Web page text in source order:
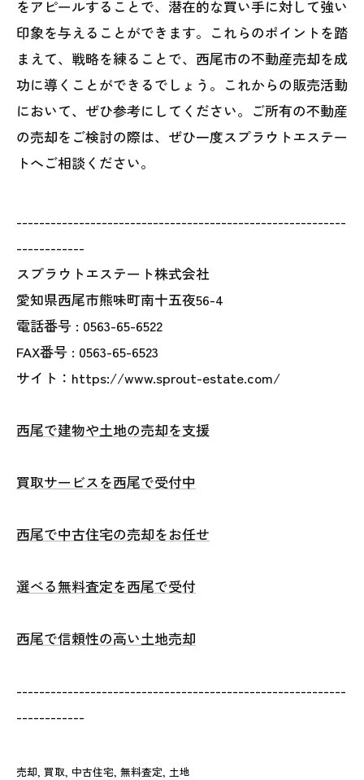
をアピールすることで、潜在的な買い手に対して強い
印象を与えることができます。これらのポイントを踏
まえて、戦略を練ることで、西尾市の不動産売却を成
功に導くことができるでしょう。これからの販売活動
において、ぜひ参考にしてください。ご所有の不動産
の売却をご検討の際は、ぜひ一度スプラウトエステー
トへご相談ください。
----------------------------------------------------------
------------
スプラウトエステート株式会社
愛知県西尾市熊味町南十五夜56-4
電話番号 : 0563-65-6522
FAX番号 : 0563-65-6523
サイト：https://www.sprout-estate.com/
西尾で建物や土地の売却を支援
買取サービスを西尾で受付中
西尾で中古住宅の売却をお任せ
選べる無料査定を西尾で受付
西尾で信頼性の高い土地売却
----------------------------------------------------------
------------
売却 買取 中古住宅 無料査定 土地